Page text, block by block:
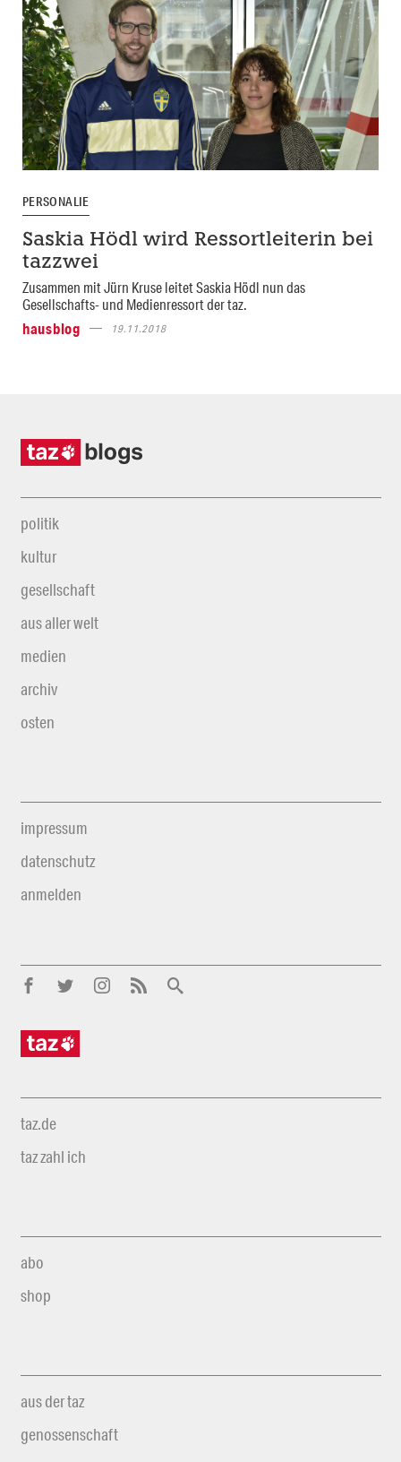
PERSONALIE
Saskia Hödl wird Ressortleiterin bei
tazzwei
Zusammen mit Jürn Kruse leitet Saskia Hödl nun das
Gesellschafts- und Medienressort der taz.
hausblog
19.11.2018
politik
kultur
gesellschaft
aus aller welt
medien
archiv
osten
impressum
datenschutz
anmelden
taz.de
taz zahl ich
abo
shop
aus der taz
genossenschaft